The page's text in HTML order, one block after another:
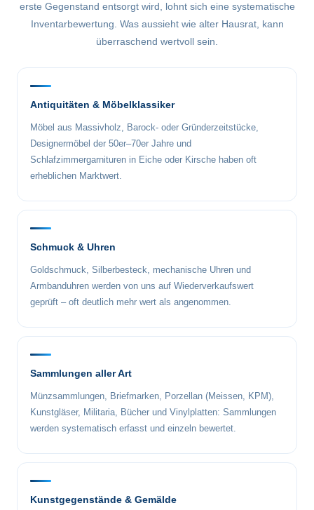
erste Gegenstand entsorgt wird, lohnt sich eine systematische
Inventarbewertung. Was aussieht wie alter Hausrat, kann
überraschend wertvoll sein.
Antiquitäten & Möbelklassiker
Möbel aus Massivholz, Barock- oder Gründerzeitstücke,
Designermöbel der 50er–70er Jahre und
Schlafzimmergarnituren in Eiche oder Kirsche haben oft
erheblichen Marktwert.
Schmuck & Uhren
Goldschmuck, Silberbesteck, mechanische Uhren und
Armbanduhren werden von uns auf Wiederverkaufswert
geprüft – oft deutlich mehr wert als angenommen.
Sammlungen aller Art
Münzsammlungen, Briefmarken, Porzellan (Meissen, KPM),
Kunstgläser, Militaria, Bücher und Vinylplatten: Sammlungen
werden systematisch erfasst und einzeln bewertet.
Kunstgegenstände & Gemälde